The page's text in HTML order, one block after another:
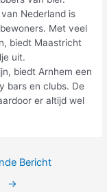
Nederland is
Met veel
biedt Maastricht
uit.
biedt Arnhem een
bars en clubs. De
er altijd wel
Bericht
→